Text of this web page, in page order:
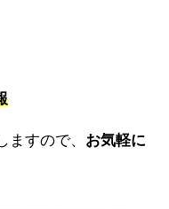
ますので、 お気軽に